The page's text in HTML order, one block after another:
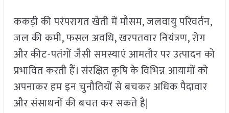
ककड़ी की परंपरागत खेती में मौसम, जलवायु परिवर्तन,
जल की कमी, फसल अवधि, खरपतवार नियंत्रण, रोग
और कीट-पतंगों जैसी समस्याएं आमतौर पर उत्पादन को
प्रभावित करती हैं। संरक्षित कृषि के विभिन्न आयामों को
अपनाकर हम इन चुनौतियों से बचकर अधिक पैदावार
और संसाधनों की बचत कर सकते है|